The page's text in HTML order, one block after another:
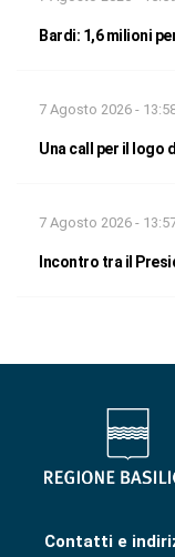
Bardi: 1,6 milioni
7 Agosto 2026 -
Una call per il logo
7 Agosto 2026 -
Incontro tra il
Contatti e